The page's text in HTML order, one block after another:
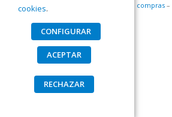
Política de cookies
Política de compras –
cookies.
CONFIGURAR
ACEPTAR
RECHAZAR